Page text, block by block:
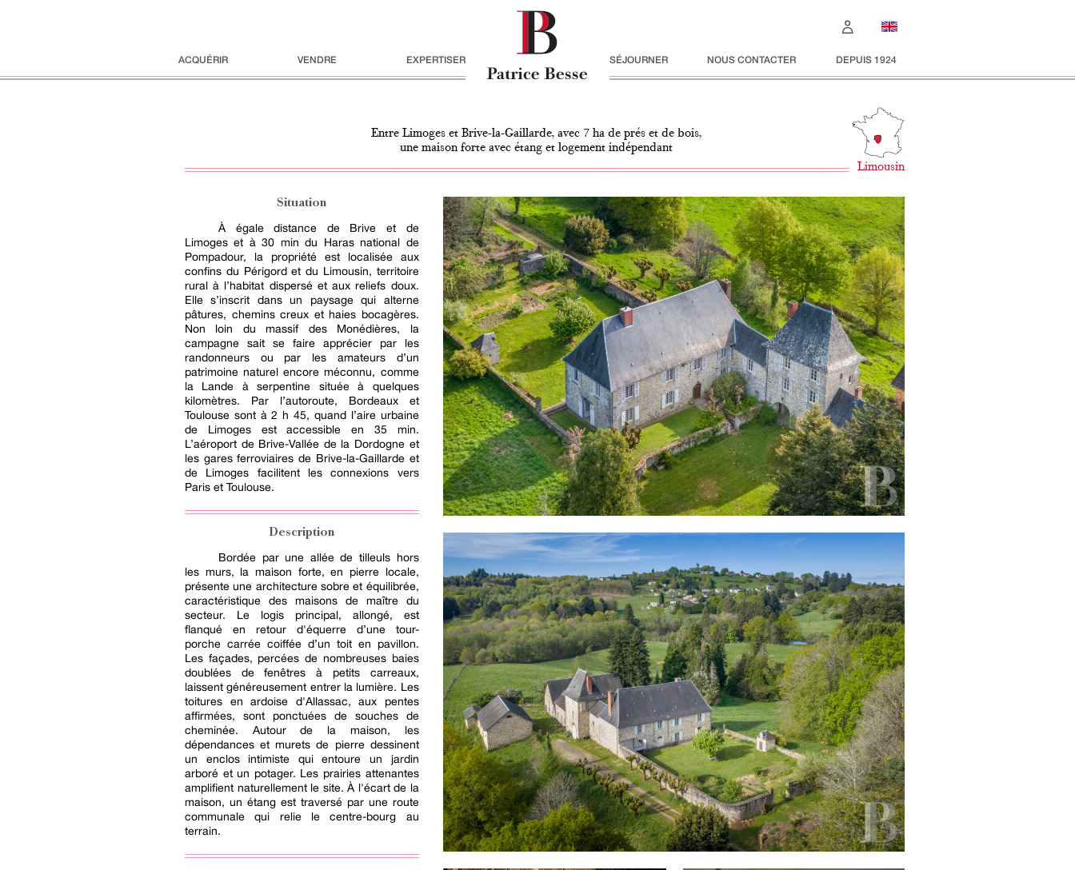
ACQUÉRIR VENDRE EXPERTISER SÉJOURNER NOUS CONTACTER DEPUIS 1924
Entre Limoges et Brive-la-Gaillarde, avec 7 ha de prés et de bois,
une maison forte avec étang et logement indépendant
Limousin
Situation
À égale distance de Brive et de
Limoges et à 30 min du Haras national de
Pompadour, la propriété est localisée aux
confins du Périgord et du Limousin, territoire
rural à l’habitat dispersé et aux reliefs doux.
Elle s’inscrit dans un paysage qui alterne
pâtures, chemins creux et haies bocagères.
Non loin du massif des Monédières, la
campagne sait se faire apprécier par les
randonneurs ou par les amateurs d’un
patrimoine naturel encore méconnu, comme
la Lande à serpentine située à quelques
kilomètres. Par l’autoroute, Bordeaux et
Toulouse sont à 2 h 45, quand l’aire urbaine
de Limoges est accessible en 35 min.
L’aéroport de Brive-Vallée de la Dordogne et
les gares ferroviaires de Brive-la-Gaillarde et
de Limoges facilitent les connexions vers
Paris et Toulouse.
Description
Bordée par une allée de tilleuls hors
les murs, la maison forte, en pierre locale,
présente une architecture sobre et équilibrée,
caractéristique des maisons de maître du
secteur. Le logis principal, allongé, est
flanqué en retour d'équerre d’une tour-
porche carrée coiffée d’un toit en pavillon.
Les façades, percées de nombreuses baies
doublées de fenêtres à petits carreaux,
laissent généreusement entrer la lumière. Les
toitures en ardoise d'Allassac, aux pentes
affirmées, sont ponctuées de souches de
cheminée. Autour de la maison, les
dépendances et murets de pierre dessinent
un enclos intimiste qui entoure un jardin
arboré et un potager. Les prairies attenantes
amplifient naturellement le site. À l'écart de la
maison, un étang est traversé par une route
communale qui relie le centre-bourg au
terrain.